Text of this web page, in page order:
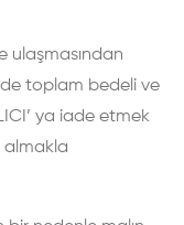
ulaşmasından
toplam bedeli ve
ya iade etmek
almakla